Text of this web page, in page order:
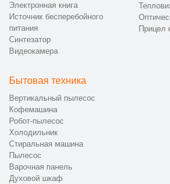
Электронная книга
Источник бесперебойного
питания
Синтезатор
Видеокамера
Прицел
Бытовая техника
Вертикальный пылесос
Кофемашина
Робот-пылесос
Холодильник
Стиральная машина
Пылесос
Варочная панель
Духовой шкаф